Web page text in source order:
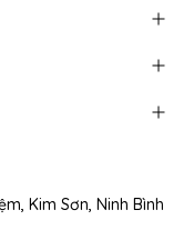
Kim Sơn, Ninh Bình